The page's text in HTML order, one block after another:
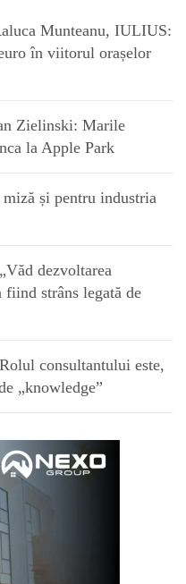
Munteanu, IULIUS:
în viitorul orașelor
Zielinski: Marile
la Apple Park
și pentru industria
dezvoltarea
fiind strâns legată de
consultantului este,
„knowledge”